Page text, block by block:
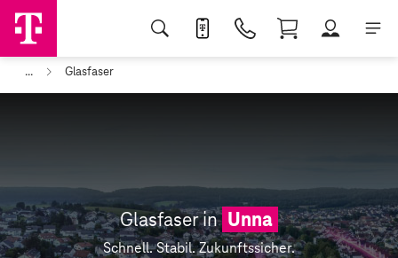
... Glasfaser
Glasfaser in Unna
Schnell. Stabil. Zukunftssicher.